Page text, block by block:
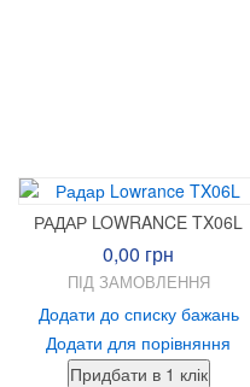
РАДАР LOWRANCE TX06L
0,00 грн
ПІД ЗАМОВЛЕННЯ
Додати до списку бажань
Додати для порівняння